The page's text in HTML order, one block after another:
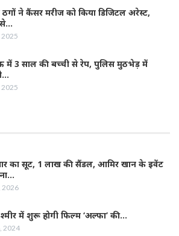
ठगों ने कैंसर मरीज को किया डिजिटल अरेस्ट,
2025
3 साल की बच्ची से रेप, पुलिस मुठभेड़ में
2025
का सूट, 1 लाख की सैंडल, आमिर खान के इवेंट
2026
में शुरू होगी फिल्‍म ‘अल्फा’ की…
2024